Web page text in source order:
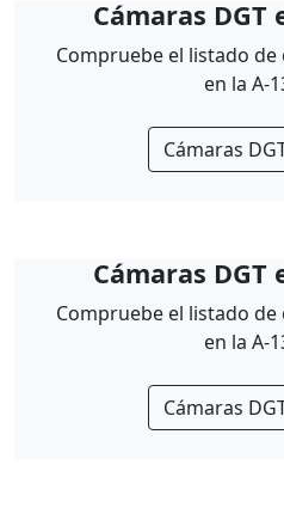
Cámaras DGT
Compruebe el listado de
en la A-
Cámaras
Cámaras DGT
Compruebe el listado de
en la A-
Cámaras